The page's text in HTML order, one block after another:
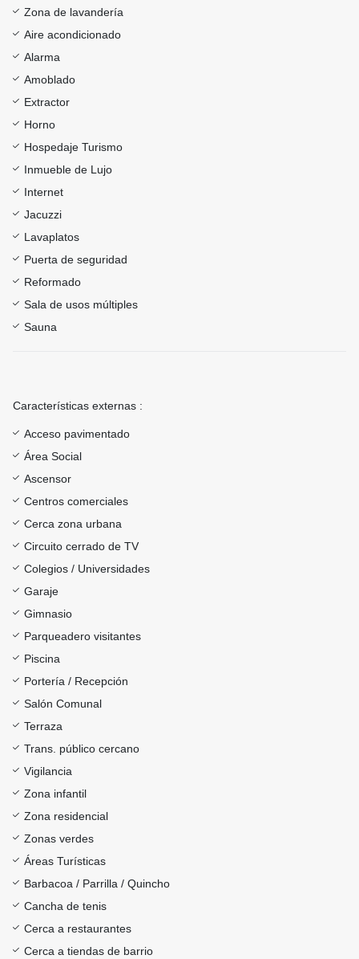
Zona de lavandería
Aire acondicionado
Alarma
Amoblado
Extractor
Horno
Hospedaje Turismo
Inmueble de Lujo
Internet
Jacuzzi
Lavaplatos
Puerta de seguridad
Reformado
Sala de usos múltiples
Sauna
Características externas :
Acceso pavimentado
Área Social
Ascensor
Centros comerciales
Cerca zona urbana
Circuito cerrado de TV
Colegios / Universidades
Garaje
Gimnasio
Parqueadero visitantes
Piscina
Portería / Recepción
Salón Comunal
Terraza
Trans. público cercano
Vigilancia
Zona infantil
Zona residencial
Zonas verdes
Áreas Turísticas
Barbacoa / Parrilla / Quincho
Cancha de tenis
Cerca a restaurantes
Cerca a tiendas de barrio